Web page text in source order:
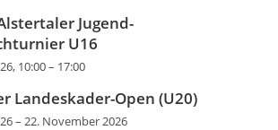
Jugend-
U16
10:00– 17:00
Landeskader-Open (U20)
–22. November 2026